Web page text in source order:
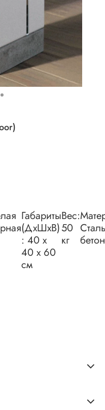
Габариты
(ДхШхВ)
: 40 х
40 х 60
см
Вес:
50
кг
бетон